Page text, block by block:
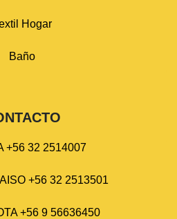
Hogar
Baño
+56 32 2514007
+56 32 2513501
+56 9 56636450